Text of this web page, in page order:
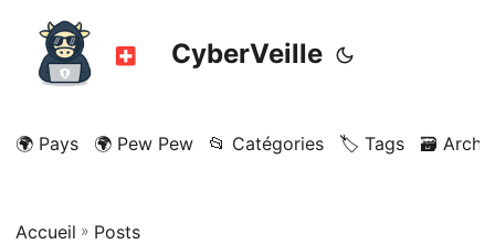
CyberVeille
🌍 Pays 🌍 Pew Pew 📂 Catégories 🏷️ Tags 🗃️
Accueil » Posts